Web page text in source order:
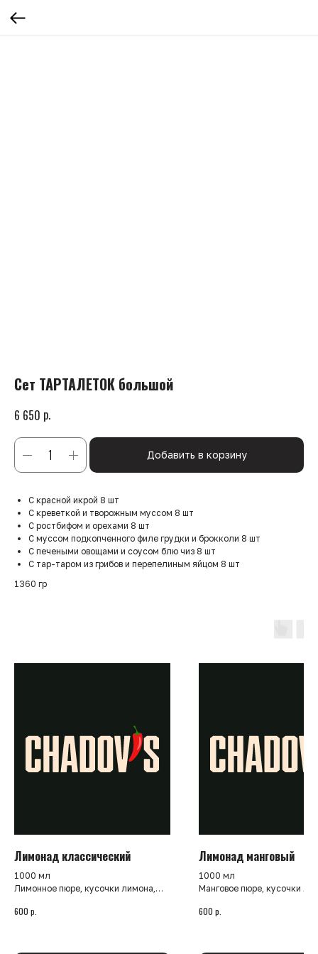
Сет ТАРТАЛЕТОК большой
6 650 р.
Добавить в корзину
С красной икрой 8 шт
С креветкой и творожным муссом 8 шт
С ростбифом и орехами 8 шт
С муссом подкопченного филе грудки и брокколи 8 шт
С печеными овощами и соусом блю чиз 8 шт
С тар-таром из грибов и перепелиным яйцом 8 шт
1360 гр
Лимонад классический
1000 мл
Лимонное пюре, кусочки лимона,
600 р.
Лимонад манговый
1000 мл
Манговое пюре, кусочки
600 р.